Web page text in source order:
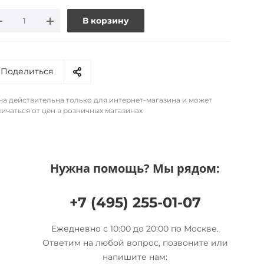
В корзину
Поделиться
действительна только для интернет-магазина и может
от цен в розничных магазинах
Нужна помощь? Мы рядом:
+7 (495) 255-01-07
Ежедневно с 10:00 до 20:00 по Москве.
Ответим на любой вопрос, позвоните или
напишите нам: